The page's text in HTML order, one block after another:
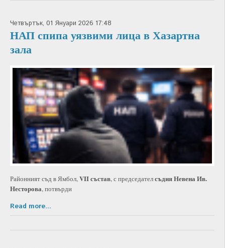
Четвъртък, 01 Януари 2026 17:48
НАП спипа уязвими лица в Хазартна
зала
Районният съд в Ямбол,VII състав, с председателсъдия Невена Ив.
Несторова, потвърди
Read more...